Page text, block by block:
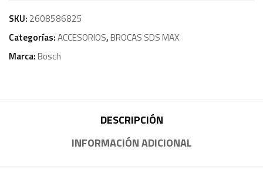
SKU: 2608586825
Categorías:ACCESORIOS,BROCAS SDS MAX
Marca:Bosch
DESCRIPCIÓN
INFORMACIÓN ADICIONAL